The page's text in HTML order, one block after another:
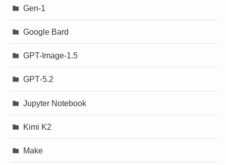
Gen-1
Google Bard
GPT-Image-1.5
GPT‐5.2
Jupyter Notebook
Kimi K2
Make